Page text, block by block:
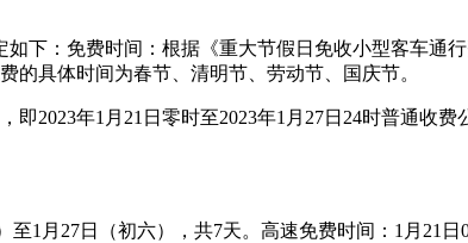
下：免费时间：根据《重大节假日免收小型客车通
的具体时间为春节、清明节、劳动节、国庆节。
即2023年1月21日零时至2023年1月27日24时普通收
至1月27日（初六），共7天。高速免费时间：1月21